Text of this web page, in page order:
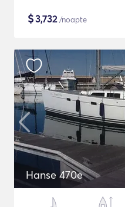
$3,732/noapte
Hanse 470e